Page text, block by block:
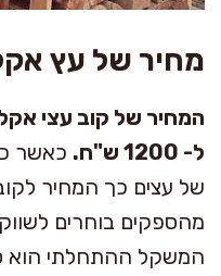
מחיר של עץ
ל- 1200 ש"ח.
כאשר
של עצים כך המחיר
מהספקים בוחרים
המשקל ההתחלתי הוא